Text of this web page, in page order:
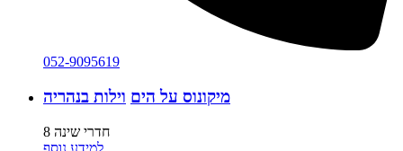
052-9095619
מיקונוס על הים וילות בנהריה
8 חדרי שינה
למידע נוסף